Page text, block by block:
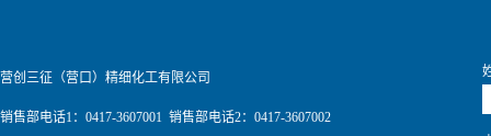
营创三征（营口）精细化工有限公司
销售部电话1：0417-3607001 销售部电话2：0417-3607002